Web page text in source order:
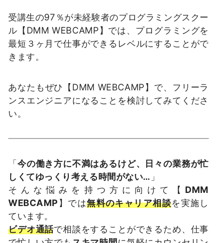
受講生の97％が未経験者のプログラミングスクー
ル【DMM WEBCAMP】では、プログラミングを
最短３ヶ月で仕事ができるレベルにすることがで
きます。
あなたもぜひ【DMM WEBCAMP】で、フリーラ
ンスエンジニアになることを検討してみてくださ
い。
「今の働き方に不満はあるけど、日々の業務が忙
しくてゆっくり考える時間がない… 」
そんな悩みを持つ方に向けて【 DMM
WEBCAMP】では無料のキャリア相談を実施し
ています。
ビデオ通話で相談をすることができるため、仕事